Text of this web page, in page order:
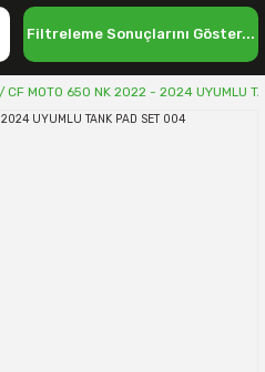
Filtreleme Sonuçlarını Göster...
CF MOTO 650 NK 2022 - 2024 UYUMLU